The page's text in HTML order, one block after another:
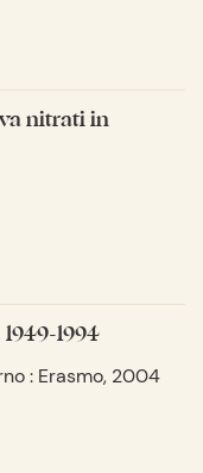
nitrati in
1994
: Erasmo, 2004